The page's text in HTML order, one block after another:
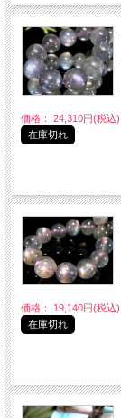
価格： 24,310円(税込)
在庫切れ
価格： 19,140円(税込)
在庫切れ